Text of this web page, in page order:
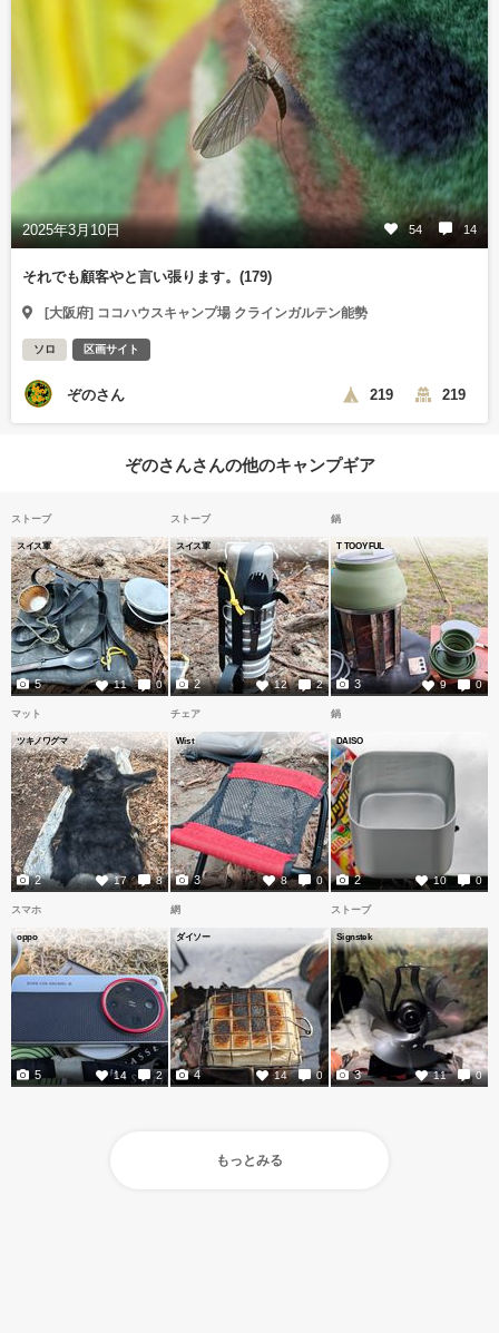
2025年3月10日 54 14
それでも顧客やと言い張ります。(179)
[大阪府] ココハウスキャンプ場 クラインガルテン能勢
ソロ 区画サイト
ぞのさん 219 219
ぞのさんさんの他のキャンプギア
ストーブ
スイス軍
11 0
5
ストーブ
スイス軍
12 2
2
鍋
T TOOYFUL
9 0
3
マット
ツキノワグマ
17 8
2
チェア
Wist
8 0
3
鍋
DAISO
10 0
2
スマホ
oppo
14 2
5
網
ダイソー
14 0
4
ストーブ
Signstek
11 0
3
もっとみる